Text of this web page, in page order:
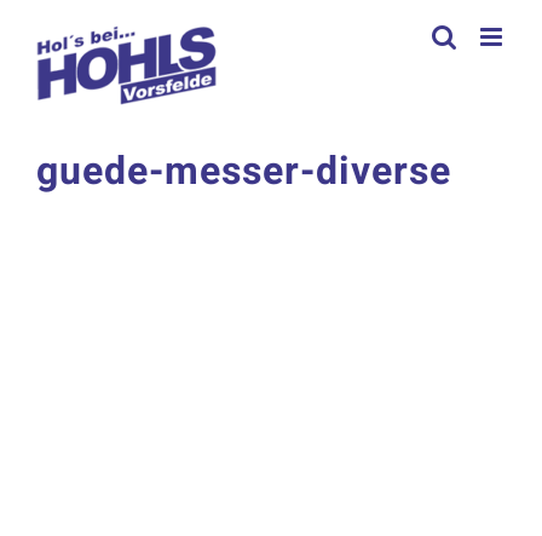
Inhalt
springen
guede-messer-diverse